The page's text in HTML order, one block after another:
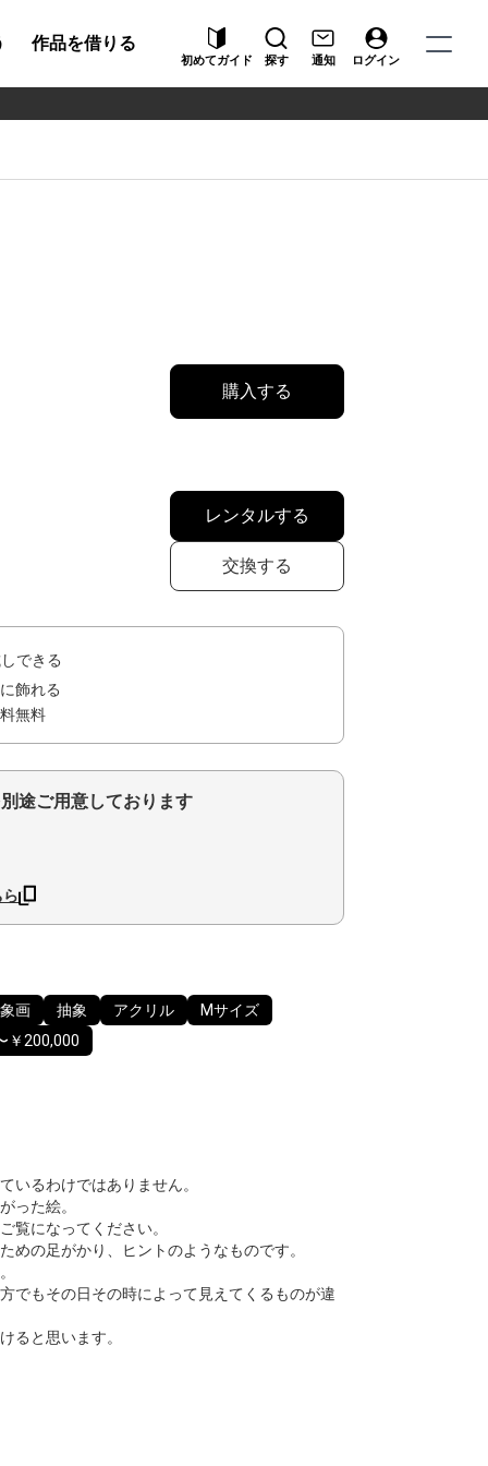
作品を借りる
初めてガイド 探す 通知 ログイン
購入する
レンタルする
交換する
できる
飾れる
無料
途ご用意しております
画 抽象 アクリル
Mサイズ
￥200,000
いるわけではありません。
った絵。
覧になってください。
めの足がかり、ヒントのようなものです。
でもその日その時によって見えてくるものが違
ると思います。